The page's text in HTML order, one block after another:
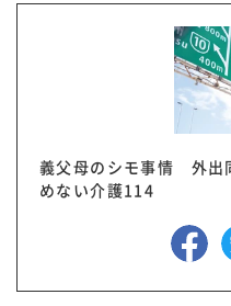
義父母のシモ事情 外出
めない介護114